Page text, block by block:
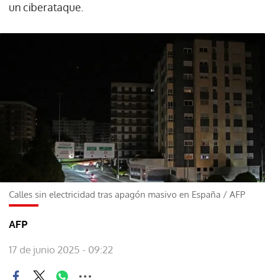
un ciberataque.
Calles sin electricidad tras apagón masivo en España / AFP
AFP
17 de junio 2025 - 09:22